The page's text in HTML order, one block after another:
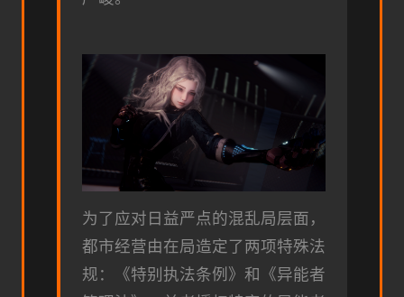
为了应对日益严点的混乱局层面，
都市经营由在局造定了两项特殊法
规：《特别执法条例》和《异能者